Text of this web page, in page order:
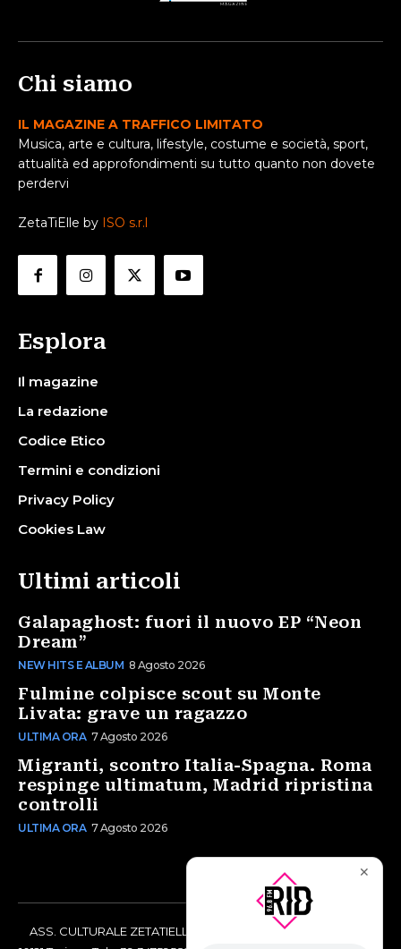
Chi siamo
IL MAGAZINE A TRAFFICO LIMITATO
Musica, arte e cultura, lifestyle, costume e società, sport,
attualità ed approfondimenti su tutto quanto non dovete
perdervi
ZetaTiElle by ISO s.r.l
Esplora
Il magazine
La redazione
Codice Etico
Termini e condizioni
Privacy Policy
Cookies Law
Ultimi articoli
Galapaghost: fuori il nuovo EP “Neon
Dream”
NEW HITS E ALBUM 8 Agosto 2026
Fulmine colpisce scout su Monte
Livata: grave un ragazzo
ULTIMA ORA 7 Agosto 2026
Migranti, scontro Italia-Spagna. Roma
respinge ultimatum, Madrid ripristina
controlli
ULTIMA ORA 7 Agosto 2026
ASS. CULTURALE ZETATIELLE OFF via Vittorio Amedeo II, 21 -
✕